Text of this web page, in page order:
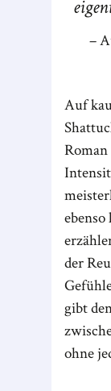
Auf
Roman
der
gibt
ohne